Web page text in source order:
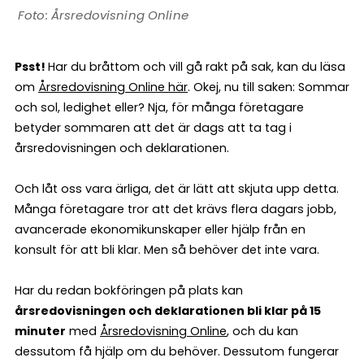
Årsredovisning Online
Psst! Har du bråttom och vill gå rakt på sak, kan du läsa
om Årsredovisning Online här. Okej, nu till saken: Sommar
och sol, ledighet eller? Nja, för många företagare
betyder sommaren att det är dags att ta tag i
årsredovisningen och deklarationen.
Och låt oss vara ärliga, det är lätt att skjuta upp detta.
Många företagare tror att det krävs flera dagars jobb,
avancerade ekonomikunskaper eller hjälp från en
konsult för att bli klar. Men så behöver det inte vara.
Har du redan bokföringen på plats kan
årsredovisningen och deklarationen bli klar på 15
minuter med Årsredovisning Online, och du kan
dessutom få hjälp om du behöver. Dessutom fungerar